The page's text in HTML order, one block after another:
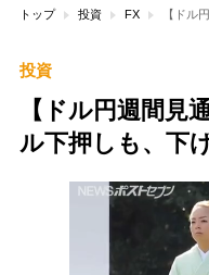
トップ 投資 FX 【ドル
投資
【ドル円週間見
ル下押しも、下